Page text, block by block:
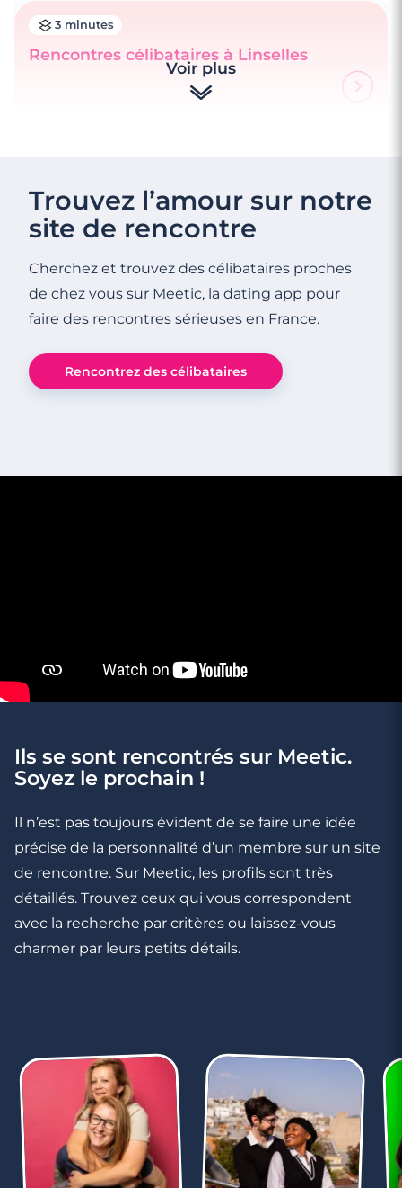
3 minutes
Rencontres célibataires à Linselles
3 minutes
3 minutes
Rencontres célibataires à Saint-Amand-
3 minutes
Rencontres célibataires à Seclin
Voir plus
Trouvez l’amour sur notre
site de rencontre
Cherchez et trouvez des célibataires proches
de chez vous sur Meetic, la dating app pour
faire des rencontres sérieuses en France.
Rencontrez des célibataires
Ils se sont rencontrés sur Meetic.
Soyez le prochain !
Il n’est pas toujours évident de se faire une idée
précise de la personnalité d’un membre sur un site
de rencontre. Sur Meetic, les profils sont très
détaillés. Trouvez ceux qui vous correspondent
avec la recherche par critères ou laissez-vous
charmer par leurs petits détails.